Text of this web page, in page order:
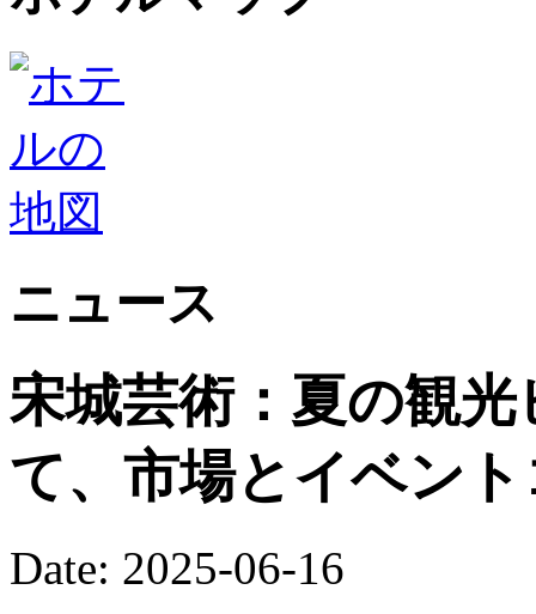
ニュース
宋城芸術：夏の観
て、市場とイベン
Date: 2025-06-16